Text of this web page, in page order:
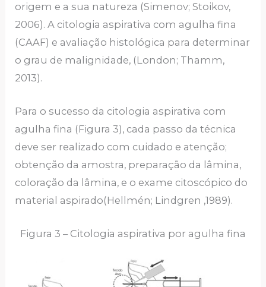
origem e a sua natureza (Simenov; Stoikov,
2006). A citologia aspirativa com agulha fina
(CAAF) e avaliação histológica para determinar
o grau de malignidade, (London; Thamm,
2013).
Para o sucesso da citologia aspirativa com
agulha fina (Figura 3), cada passo da técnica
deve ser realizado com cuidado e atenção;
obtenção da amostra, preparação da lâmina,
coloração da lâmina, e o exame citoscópico do
material aspirado(Hellmén; Lindgren ,1989).
Figura 3 – Citologia aspirativa por agulha fina